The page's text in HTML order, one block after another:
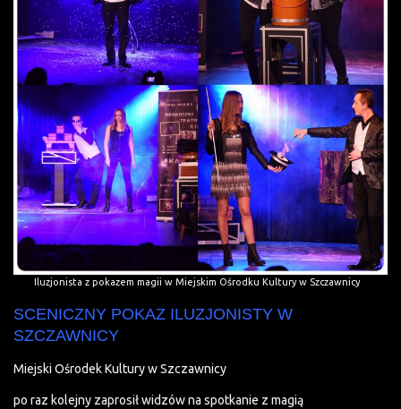
Iluzjonista z pokazem magii w Miejskim Ośrodku Kultury w Szczawnicy
SCENICZNY POKAZ ILUZJONISTY W
SZCZAWNICY
Miejski Ośrodek Kultury w Szczawnicy
po raz kolejny zaprosił widzów na spotkanie z magią